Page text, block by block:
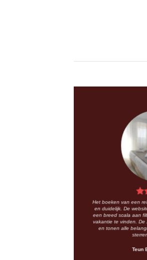
Het boeken van een
en duidelijk. De
een breed scala aan
vakantie te vinden. De
en tonen alle
Teun